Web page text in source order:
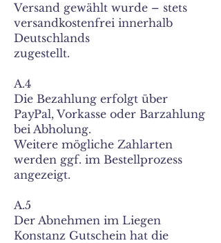
Versand gewählt wurde – stets
versandkostenfrei innerhalb
Deutschlands
zugestellt.
A.4
Die Bezahlung erfolgt über
PayPal, Vorkasse oder Barzahlung
bei Abholung.
Weitere mögliche Zahlarten
werden ggf. im Bestellprozess
angezeigt.
A.5
Der Abnehmen im Liegen
Konstanz Gutschein hat die